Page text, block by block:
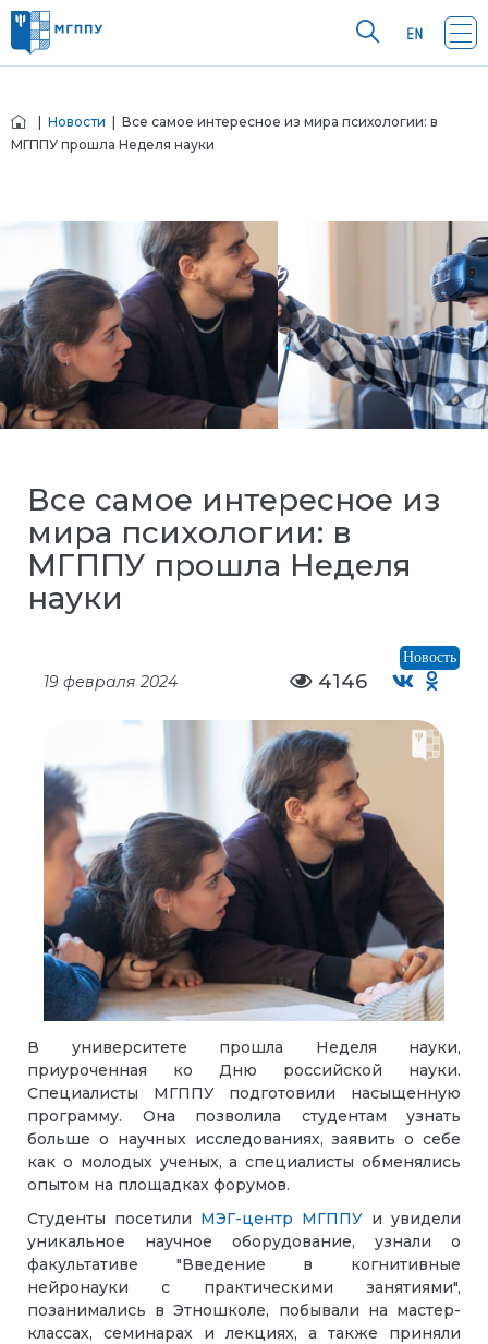
Новости | Все самое интересное из мира психологии: в
МГППУ прошла Неделя науки
Все самое интересное из
мира психологии: в
МГППУ прошла Неделя
науки
Новость
19 февраля 2024 4146
В университете прошла Неделя науки,
приуроченная ко Дню российской науки.
Специалисты МГППУ подготовили насыщенную
программу. Она позволила студентам узнать
больше о научных исследованиях, заявить о себе
как о молодых ученых, а специалисты обменялись
опытом на площадках форумов.
Студенты посетили МЭГ-центр МГППУ и увидели
уникальное научное оборудование, узнали о
факультативе "Введение в когнитивные
нейронауки с практическими занятиями",
позанимались в Этношколе, побывали на мастер-
классах, семинарах и лекциях, а также приняли